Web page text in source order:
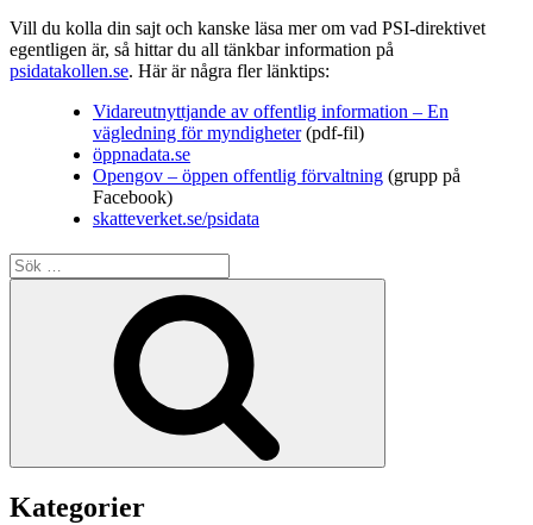
Vill du kolla din sajt och kanske läsa mer om vad PSI-direktivet
egentligen är, så hittar du all tänkbar information på
psidatakollen.se. Här är några fler länktips:
Vidareutnyttjande av offentlig information – En
vägledning för myndigheter(pdf-fil)
öppnadata.se
Opengov – öppen offentlig förvaltning (grupp på
Facebook)
skatteverket.se/psidata
Sök
efter:
Kategorier